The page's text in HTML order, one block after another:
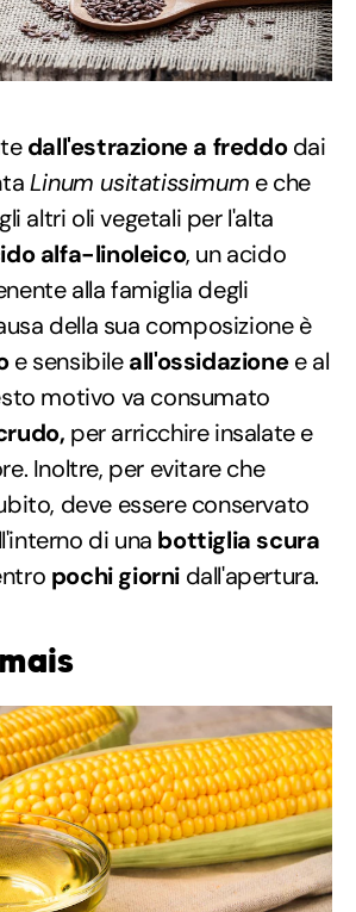
dall'estrazione a freddodai
Linum usitatissimum e che
altri oli vegetali per l'alta
alfa-linoleico, un acido
alla famiglia degli
della sua composizione è
e sensibileall'ossidazionee al
motivo va consumato
per arricchire insalate e
Inoltre, per evitare che
deve essere conservato
di una bottiglia scura
pochi giorni dall'apertura.